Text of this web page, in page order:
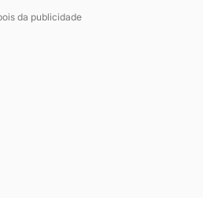
da publicidade